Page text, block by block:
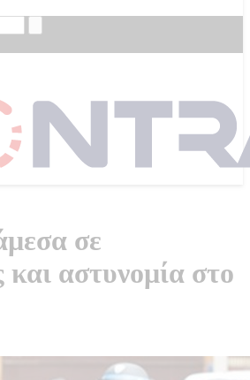
σε
και αστυνομία στο